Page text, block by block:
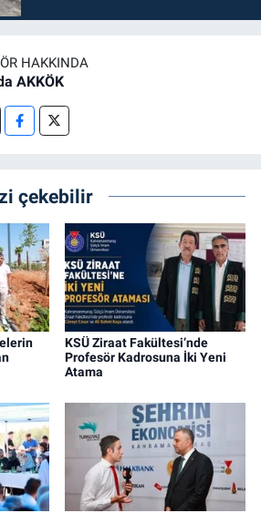
HAKKINDA
AKKÖK
çekebilir
KSÜ Ziraat Fakültesi’nde
Profesör Kadrosuna İki Yeni
Atama